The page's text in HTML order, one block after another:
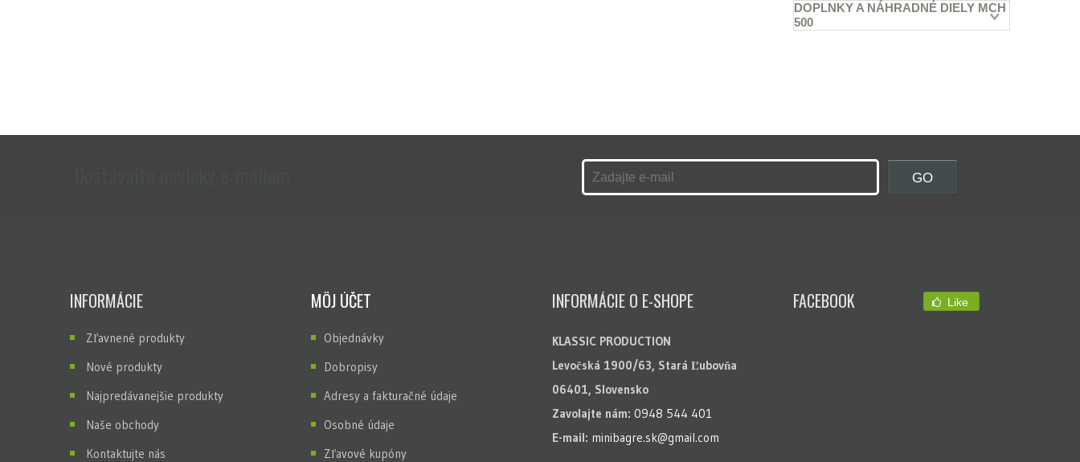
DOPLNKY A NÁHRADNÉ DIELY MCH
500
INFORMÁCIE
Zľavnené produkty
Nové produkty
Najpredávanejšie produkty
Naše obchody
Kontaktujte nás
MÔJ ÚČET
Objednávky
Dobropisy
Adresy a fakturačné údaje
Osobné údaje
Zľavové kupóny
INFORMÁCIE O E-SHOPE
KLASSIC PRODUCTION
Levočská 1900/63, Stará Ľubovňa
06401, Slovensko
Zavolajte nám: 0948 544 401
E-mail: minibagre.sk@gmail.com
FACEBOOK Like